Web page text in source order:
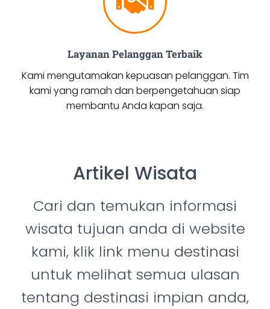
Layanan Pelanggan Terbaik
Kami mengutamakan kepuasan pelanggan. Tim
kami yang ramah dan berpengetahuan siap
membantu Anda kapan saja.
Artikel Wisata
Cari dan temukan informasi
wisata tujuan anda di website
kami, klik link menu destinasi
untuk melihat semua ulasan
tentang destinasi impian anda,